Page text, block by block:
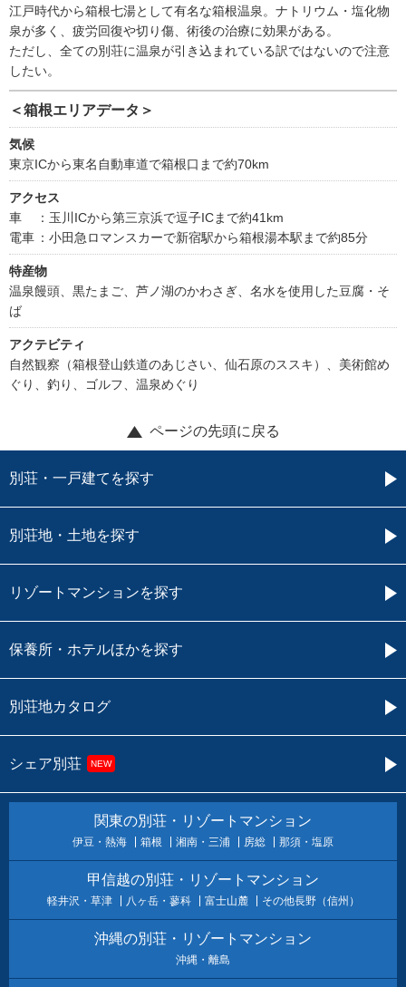
江戸時代から箱根七湯として有名な箱根温泉。ナトリウム・塩化物
泉が多く、疲労回復や切り傷、術後の治療に効果がある。
ただし、全ての別荘に温泉が引き込まれている訳ではないので注意
したい。
＜箱根エリアデータ＞
気候
東京ICから東名自動車道で箱根口まで約70km
アクセス
車
：玉川ICから第三京浜で逗子ICまで約41km
電車 ：小田急ロマンスカーで新宿駅から箱根湯本駅まで約85分
特産物
温泉饅頭、黒たまご、芦ノ湖のかわさぎ、名水を使用した豆腐・そ
ば
アクテビティ
自然観察（箱根登山鉄道のあじさい、仙石原のススキ）、美術館め
ぐり、釣り、ゴルフ、温泉めぐり
ページの先頭に戻る
別荘・一戸建てを探す
別荘地・土地を探す
リゾートマンションを探す
保養所・ホテルほかを探す
別荘地カタログ
シェア別荘 NEW
関東の別荘・リゾートマンション
伊豆・熱海 箱根 湘南・三浦 房総 那須・塩原
甲信越の別荘・リゾートマンション
軽井沢・草津 八ヶ岳・蓼科 富士山麓 その他長野（信州）
沖縄の別荘・リゾートマンション
沖縄・離島